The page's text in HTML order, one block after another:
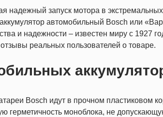
надежный запуск мотора в
автомобильный Bosch или
и надежности – известен миру с 1927
реальных пользователей о товаре.
Bosch идут в прочном пластиковом
герметичность моноблока, не